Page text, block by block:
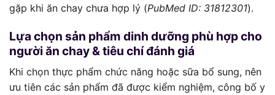
gặp khi ăn chay chưa hợp lý (PubMed ID: 31812301).
Lựa chọn sản phẩm dinh dưỡng phù hợp cho
người ăn chay & tiêu chí đánh giá
Khi chọn thực phẩm chức năng hoặc sữa bổ sung, nên
ưu tiên các sản phẩm đã được kiểm nghiệm, công bố y